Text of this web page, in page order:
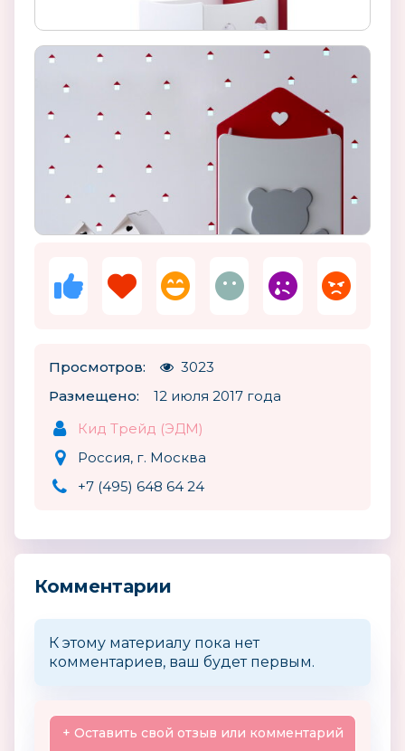
Просмотров:
3023
Размещено:
12 июля 2017 года
Кид Трейд (ЭДМ)
Россия, г. Москва
+7 (495) 648 64 24
Комментарии
К этому материалу пока нет
комментариев, ваш будет первым.
+ Оставить свой отзыв или комментарий